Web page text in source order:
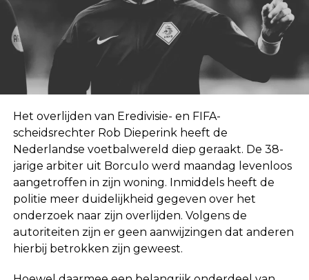
Het overlijden van Eredivisie- en FIFA-
scheidsrechter Rob Dieperink heeft de
Nederlandse voetbalwereld diep geraakt. De 38-
jarige arbiter uit Borculo werd maandag levenloos
aangetroffen in zijn woning. Inmiddels heeft de
politie meer duidelijkheid gegeven over het
onderzoek naar zijn overlijden. Volgens de
autoriteiten zijn er geen aanwijzingen dat anderen
hierbij betrokken zijn geweest.